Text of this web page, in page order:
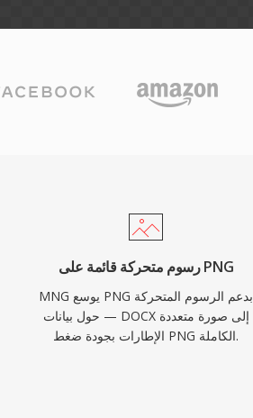
رسوم متحركة قائمة على PNG
MNG يوسع PNG بدعم الرسوم المتحركة
— حول بيانات DOCX إلى صورة متعددة
الإطارات بجودة ضغط PNG الكاملة.